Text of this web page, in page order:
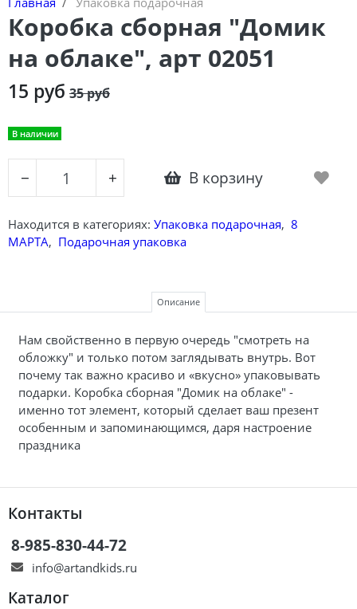
Коробка сборная "Домик
на облаке", арт 02051
15 руб 35 руб
В наличии
− + В корзину
Находится в категориях: Упаковка подарочная, 8
МАРТА, Подарочная упаковка
Описание
Нам свойственно в первую очередь "смотреть на
обложку" и только потом заглядывать внутрь. Вот
почему так важно красиво и «вкусно» упаковывать
подарки. Коробка сборная "Домик на облаке" -
именно тот элемент, который сделает ваш презент
особенным и запоминающимся, даря настроение
праздника
Контакты
8-985-830-44-72
info@artandkids.ru
Каталог